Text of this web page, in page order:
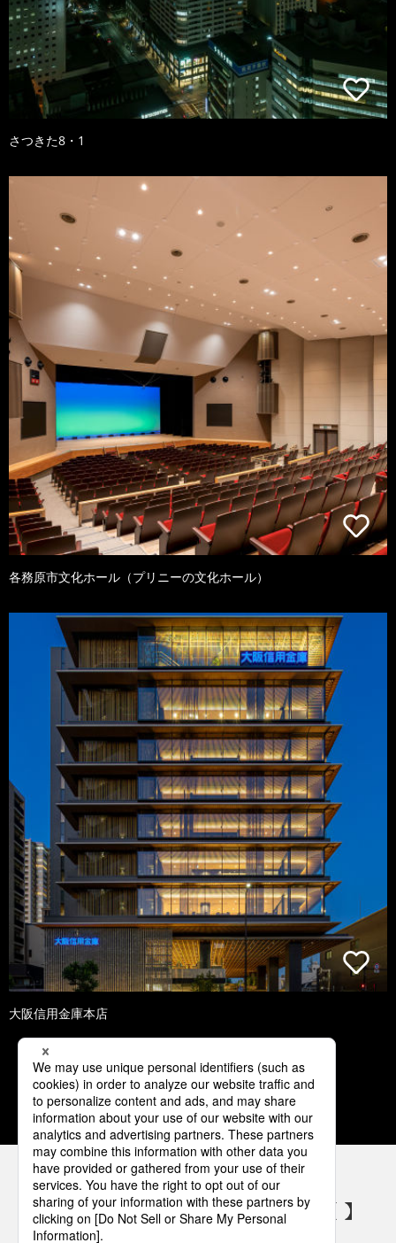
さつきた8・1
各務原市文化ホール（プリニーの文化ホール）
大阪信用金庫本店
1 2 3 4 5
パナソニックの電気設備 SNSアカウント